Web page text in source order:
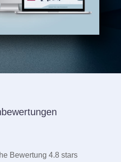
Bewertung 4.8 stars